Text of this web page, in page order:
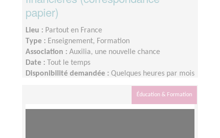
papier)
Lieu : Partout en France
Type : Enseignement, Formation
Association : Auxilia, une nouvelle chance
Date :
Tout le temps
Disponibilité demandée : Quelques heures par mois
Éducation & Formation